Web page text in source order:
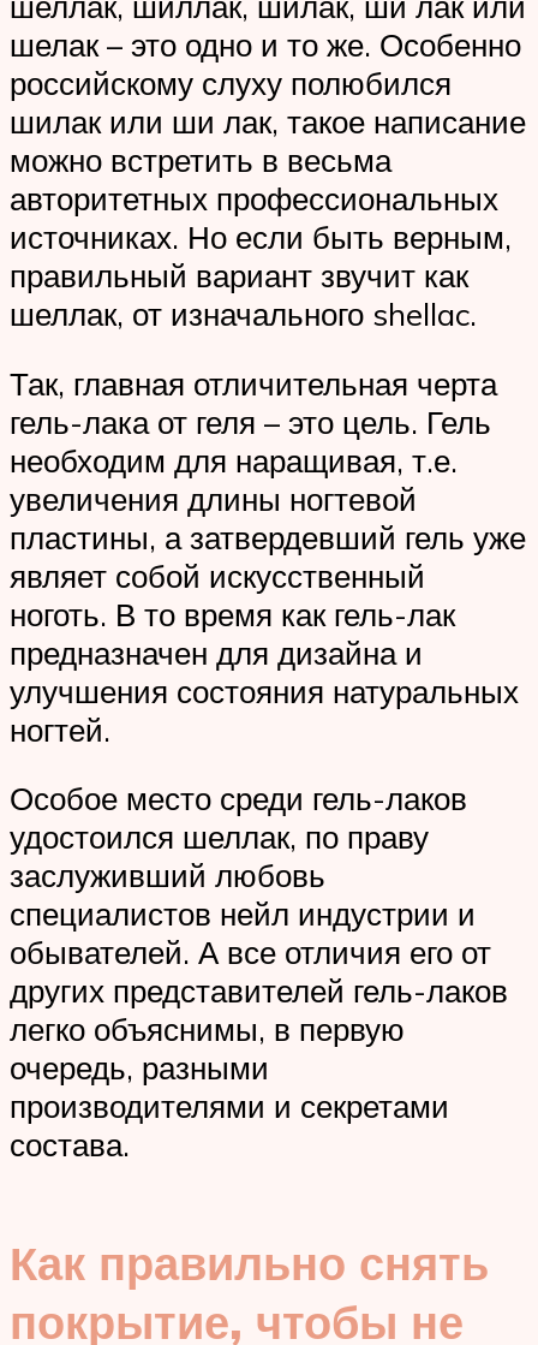
шелак – это одно и то же. Особенно
российскому слуху полюбился
шилак или ши лак, такое написание
можно встретить в весьма
авторитетных профессиональных
источниках. Но если быть верным,
правильный вариант звучит как
шеллак, от изначального shellac.
Так, главная отличительная черта
гель-лака от геля – это цель. Гель
необходим для наращивая, т.е.
увеличения длины ногтевой
пластины, а затвердевший гель уже
являет собой искусственный
ноготь. В то время как гель-лак
предназначен для дизайна и
улучшения состояния натуральных
ногтей.
Особое место среди гель-лаков
удостоился шеллак, по праву
заслуживший любовь
специалистов нейл индустрии и
обывателей. А все отличия его от
других представителей гель-лаков
легко объяснимы, в первую
очередь, разными
производителями и секретами
состава.
Как правильно снять
покрытие, чтобы не